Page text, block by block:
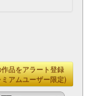
品をアラート登録
アムユーザー限定)